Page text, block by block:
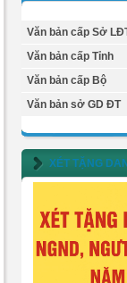
Văn bản cấp Sở
Văn bản cấp Tỉnh
Văn bản cấp Bộ
Văn bản sở GD ĐT
XÉT TẶNG